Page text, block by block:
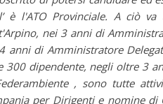
è l'ATO Provinciale. A ciò
nei 3 anni di
anni di Amministratore
300 dipendente, negli oltre 3
, sono tutte
per Dirigenti e nomine